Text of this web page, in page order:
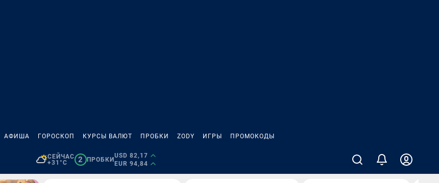
АФИША ГОРОСКОП КУРСЫ ВАЛЮТ ПРОБКИ ZODY ИГРЫ ПРОМОКОДЫ
СЕЙЧАС
+31°C
2 ПРОБКИ
USD 82,17
EUR 94,84